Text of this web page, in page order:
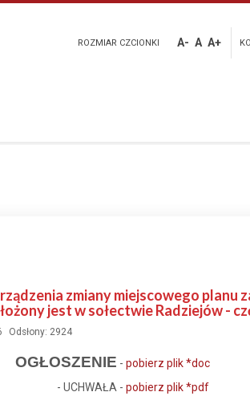
ROZMIAR CZCIONKI A- A A+
zmiany miejscowego
jest w sołectwie Radziejów -
Odsłony: 2924
OGŁOSZENIE - pobierz plik *doc
- UCHWAŁA - pobierz plik *pdf